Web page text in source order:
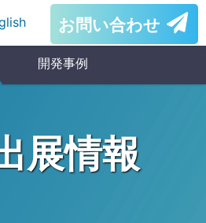
お問い合わせ
開発事例
展情報